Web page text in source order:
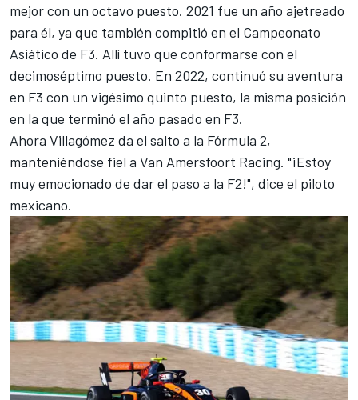
mejor con un octavo puesto. 2021 fue un año ajetreado
para él, ya que también compitió en el Campeonato
Asiático de F3. Allí tuvo que conformarse con el
decimoséptimo puesto. En 2022, continuó su aventura
en F3 con un vigésimo quinto puesto, la misma posición
en la que terminó el año pasado en F3.
Ahora Villagómez da el salto a la Fórmula 2,
manteniéndose fiel a Van Amersfoort Racing. "¡Estoy
muy emocionado de dar el paso a la F2!", dice el piloto
mexicano.